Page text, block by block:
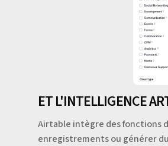
ET L'INTELLIGENCE
Airtable intègre des fonctions
enregistrements ou générer